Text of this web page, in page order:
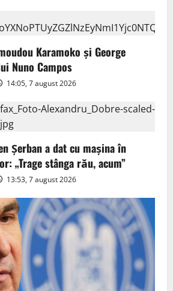
Karamoko și George
Nuno Campos
14:05, 7 august 2026
Șerban a dat cu mașina în
„Trage stânga rău, acum”
13:53, 7 august 2026